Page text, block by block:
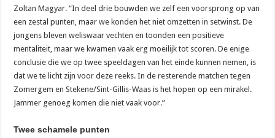
Zoltan Magyar. “In deel drie bouwden we zelf een voorsprong op van
een zestal punten, maar we konden het niet omzetten in setwinst. De
jongens bleven weliswaar vechten en toonden een positieve
mentaliteit, maar we kwamen vaak erg moeilijk tot scoren. De enige
conclusie die we op twee speeldagen van het einde kunnen nemen, is
dat we te licht zijn voor deze reeks. In de resterende matchen tegen
Zomergem en Stekene/Sint-Gillis-Waas is het hopen op een mirakel.
Jammer genoeg komen die niet vaak voor.”
Twee schamele punten